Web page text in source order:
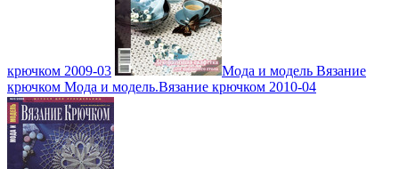
крючком 2009-03
Мода и модель Вязание
крючком Мода и модель.Вязание крючком 2010-04